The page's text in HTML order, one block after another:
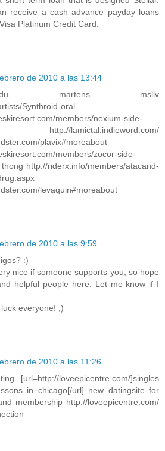
receive a cash advance payday loans
Platinum Credit Card.
de 2010 a las 13:44
martens msllv
Synthroid-oral
members/nexium-side-
lamictal.indieword.com/
plavix#moreabout
members/zocor-side-
http://riderx.info/members/atacand-
levaquin#moreabout
de 2010 a las 9:59
:)
nice if someone supports you, so hope
helpful people here. Let me know if I
everyone! ;)
de 2010 a las 11:26
[url=http://loveepicentre.com/]singles
in chicago[/url] new datingsite for
membership http://loveepicentre.com/